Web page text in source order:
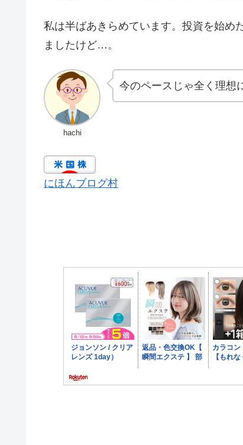
私は半ばあきらめています。投資を始め
ましたけど…。
hachi
今のペースじゃ全く理想
にほんブログ村